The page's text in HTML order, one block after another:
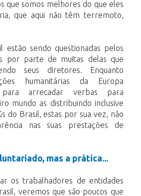
que somos melhores do que eles
que aqui não têm terremoto,
estão sendo questionadas pelos
por parte de muitas delas que
seus diretores. Enquanto
humanitárias da Europa
para arrecadar verbas para
mundo as distribuindo inclusive
do Brasil, estas por sua vez, não
nas suas prestações de
mas a prática...
os trabalhadores de entidades
veremos que são poucos que